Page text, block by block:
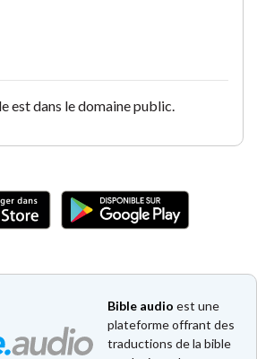
est dans le domaine public.
Bible audio est une
plateforme offrant des
traductions de la bible